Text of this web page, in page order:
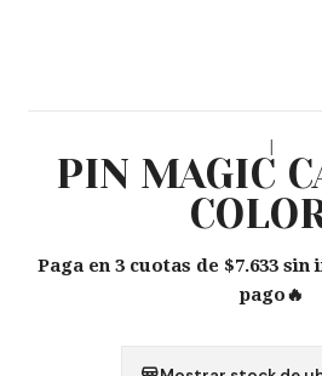
|
PIN MAGIC
Paga en 3 cuotas de $7.633
pago🔥